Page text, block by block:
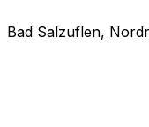
Bad Salzuflen,